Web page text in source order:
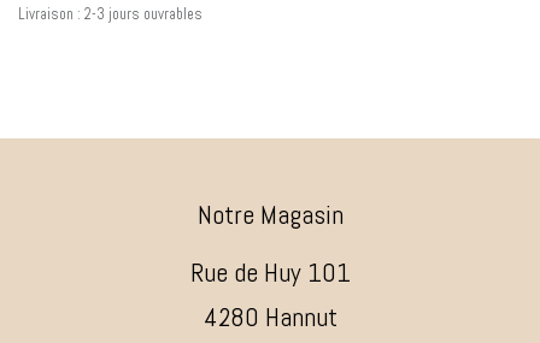
Livraison : 2-3 jours ouvrables
Notre Magasin
Rue de Huy 101
4280 Hannut